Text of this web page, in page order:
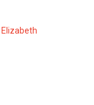
Elizabeth